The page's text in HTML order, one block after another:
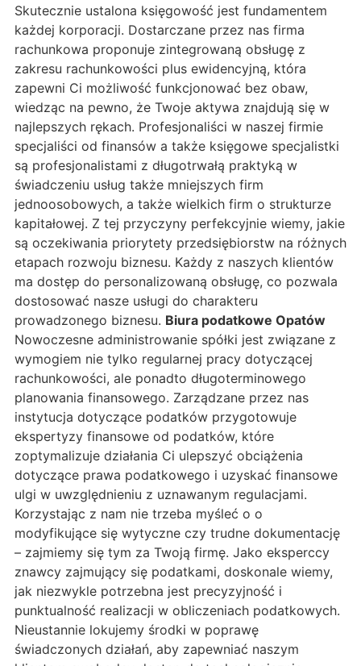
Skutecznie ustalona księgowość jest fundamentem
każdej korporacji. Dostarczane przez nas firma
rachunkowa proponuje zintegrowaną obsługę z
zakresu rachunkowości plus ewidencyjną, która
zapewni Ci możliwość funkcjonować bez obaw,
wiedząc na pewno, że Twoje aktywa znajdują się w
najlepszych rękach. Profesjonaliści w naszej firmie
specjaliści od finansów a także księgowe specjalistki
są profesjonalistami z długotrwałą praktyką w
świadczeniu usług także mniejszych firm
jednoosobowych, a także wielkich firm o strukturze
kapitałowej. Z tej przyczyny perfekcyjnie wiemy, jakie
są oczekiwania priorytety przedsiębiorstw na różnych
etapach rozwoju biznesu. Każdy z naszych klientów
ma dostęp do personalizowaną obsługę, co pozwala
dostosować nasze usługi do charakteru
prowadzonego biznesu. Biura podatkowe Opatów
Nowoczesne administrowanie spółki jest związane z
wymogiem nie tylko regularnej pracy dotyczącej
rachunkowości, ale ponadto długoterminowego
planowania finansowego. Zarządzane przez nas
instytucja dotyczące podatków przygotowuje
ekspertyzy finansowe od podatków, które
zoptymalizuje działania Ci ulepszyć obciążenia
dotyczące prawa podatkowego i uzyskać finansowe
ulgi w uwzględnieniu z uznawanym regulacjami.
Korzystając z nam nie trzeba myśleć o o
modyfikujące się wytyczne czy trudne dokumentację
– zajmiemy się tym za Twoją firmę. Jako eksperccy
znawcy zajmujący się podatkami, doskonale wiemy,
jak niezwykle potrzebna jest precyzyjność i
punktualność realizacji w obliczeniach podatkowych.
Nieustannie lokujemy środki w poprawę
świadczonych działań, aby zapewniać naszym